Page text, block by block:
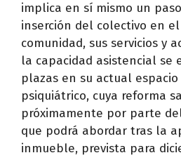
implica en sí mismo un
inserción del colectivo en
comunidad, sus servicios y
la capacidad asistencial se
plazas en su actual
psiquiátrico, cuya reforma
próximamente por parte
que podrá abordar tras la
inmueble, prevista para